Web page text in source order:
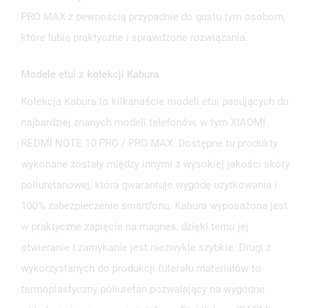
PRO MAX z pewnością przypadnie do gustu tym osobom,
które lubią praktyczne i sprawdzone rozwiązania.
Modele etui z kolekcji Kabura
Kolekcja Kabura to kilkanaście modeli etui pasujących do
najbardziej znanych modeli telefonów, w tym XIAOMI
REDMI NOTE 10 PRO / PRO MAX. Dostępne tu produkty
wykonane zostały między innymi z wysokiej jakości skóry
poliuretanowej, która gwarantuje wygodę użytkowania i
100% zabezpieczenie smartfonu. Kabura wyposażona jest
w praktyczne zapięcie na magnes, dzięki temu jej
otwieranie i zamykanie jest niezwykle szybkie. Drugi z
wykorzystanych do produkcji futerału materiałów to
termoplastyczny poliuretan pozwalający na wygodne